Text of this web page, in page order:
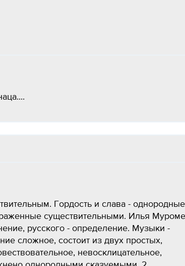
Гордость и слава - однородные
существительными. Илья
русского - определение. Музыки -
сложное, состоит из двух простых,
невосклицательное,